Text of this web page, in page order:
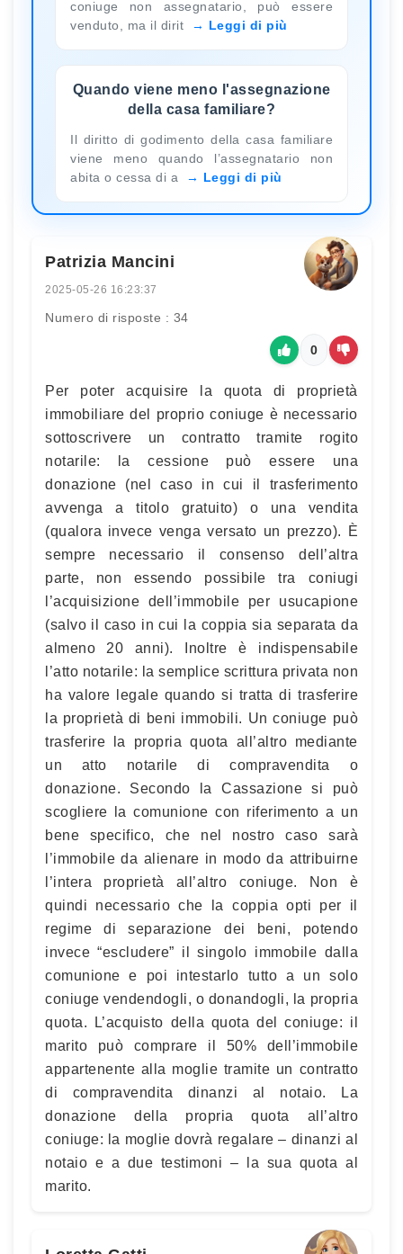
coniuge non assegnatario, può essere
venduto, ma il dirit
Leggi di più
Quando viene meno l'assegnazione
della casa familiare?
Il diritto di godimento della casa familiare
viene meno quando l’assegnatario non
abita o cessa di a
Leggi di più
Patrizia Mancini
2025-05-26 16:23:37
Numero di risposte : 34
0
Per poter acquisire la quota di proprietà
immobiliare del proprio coniuge è necessario
sottoscrivere un contratto tramite rogito
notarile: la cessione può essere una
donazione (nel caso in cui il trasferimento
avvenga a titolo gratuito) o una vendita
(qualora invece venga versato un prezzo). È
sempre necessario il consenso dell’altra
parte, non essendo possibile tra coniugi
l’acquisizione dell’immobile per usucapione
(salvo il caso in cui la coppia sia separata da
almeno 20 anni). Inoltre è indispensabile
l’atto notarile: la semplice scrittura privata non
ha valore legale quando si tratta di trasferire
la proprietà di beni immobili. Un coniuge può
trasferire la propria quota all’altro mediante
un atto notarile di compravendita o
donazione. Secondo la Cassazione si può
scogliere la comunione con riferimento a un
bene specifico, che nel nostro caso sarà
l’immobile da alienare in modo da attribuirne
l’intera proprietà all’altro coniuge. Non è
quindi necessario che la coppia opti per il
regime di separazione dei beni, potendo
invece “escludere” il singolo immobile dalla
comunione e poi intestarlo tutto a un solo
coniuge vendendogli, o donandogli, la propria
quota. L’acquisto della quota del coniuge: il
marito può comprare il 50% dell’immobile
appartenente alla moglie tramite un contratto
di compravendita dinanzi al notaio. La
donazione della propria quota all’altro
coniuge: la moglie dovrà regalare – dinanzi al
notaio e a due testimoni – la sua quota al
marito.